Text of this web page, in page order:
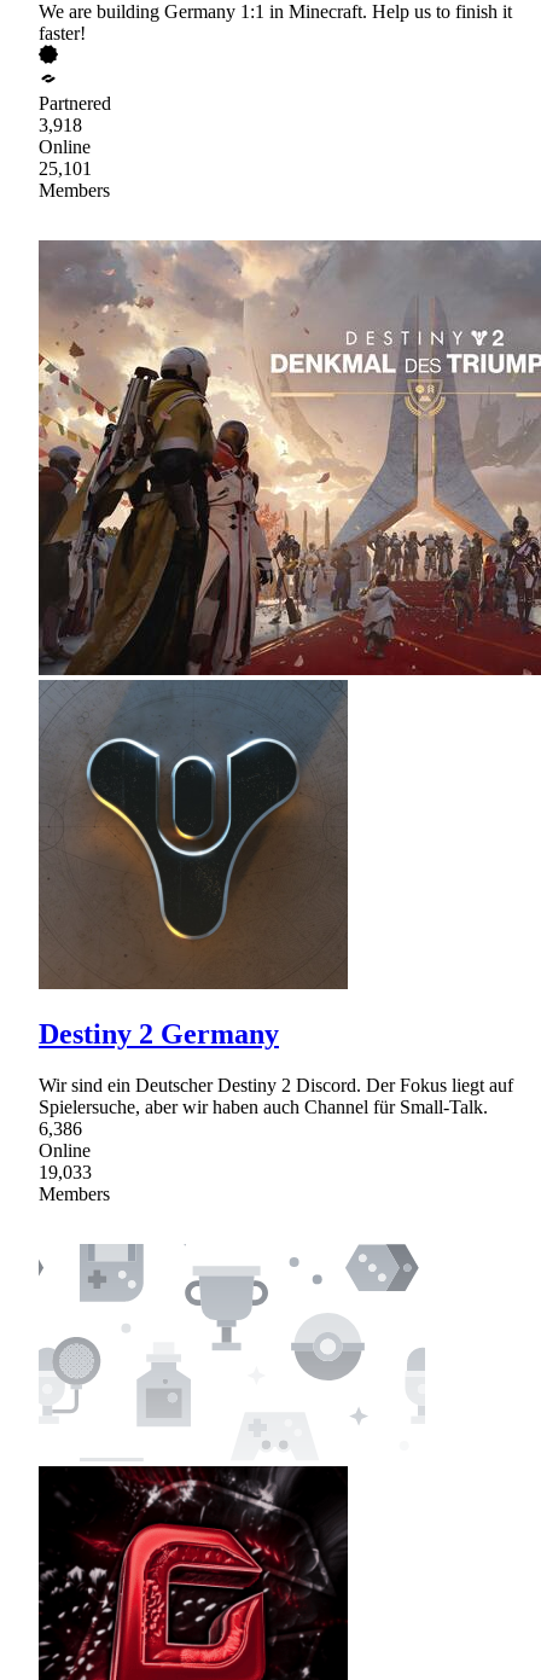
We are building Germany 1:1 in Minecraft. Help us to finish it
faster!
Partnered
3,918
Online
25,101
Members
Destiny 2 Germany
Wir sind ein Deutscher Destiny 2 Discord. Der Fokus liegt auf
Spielersuche, aber wir haben auch Channel für Small-Talk.
6,386
Online
19,033
Members